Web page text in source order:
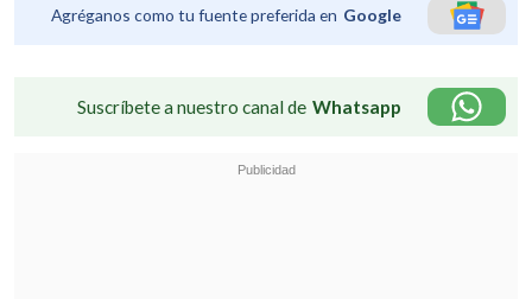
Agréganos como tu fuente preferida en Google
Suscríbete a nuestro canal de Whatsapp